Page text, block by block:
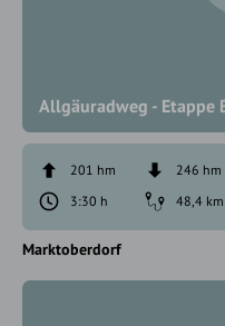
Allgäuradweg - Etappe
201 hm
246 hm
3:30 h
48,4 km
Marktoberdorf